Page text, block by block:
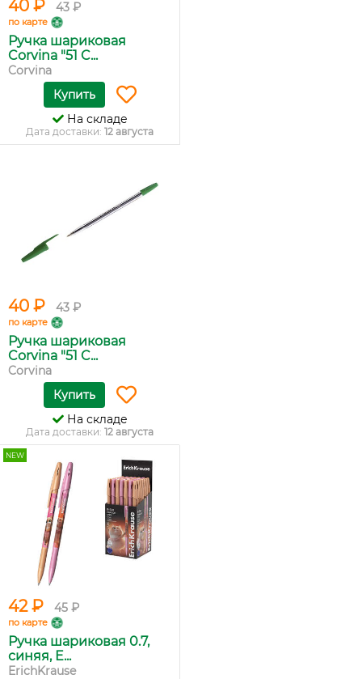
40 ₽ 43 ₽
по карте
Ручка шариковая
Corvina "51 C...
Corvina
Купить
На складе
Дата доставки: 12 августа
40 ₽ 43 ₽
по карте
Ручка шариковая
Corvina "51 C...
Corvina
Купить
На складе
Дата доставки: 12 августа
NEW
42 ₽ 45 ₽
по карте
Ручка шариковая 0.7,
синяя, E...
ErichKrause